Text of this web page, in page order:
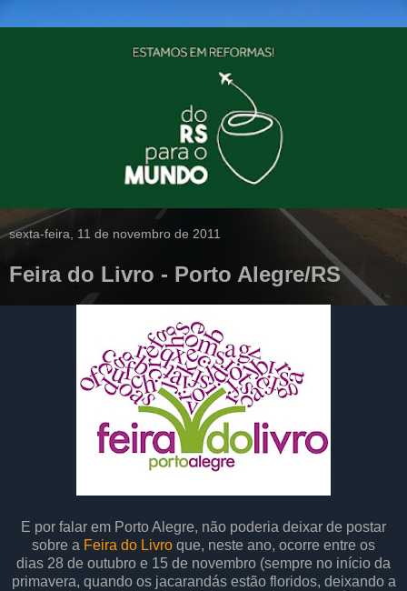
sexta-feira, 11 de novembro de 2011
Feira do Livro - Porto Alegre/RS
E por falar em Porto Alegre, não poderia deixar de postar
sobre a Feira do Livro que, neste ano, ocorre entre os
dias 28 de outubro e 15 de novembro (sempre no início da
primavera, quando os jacarandás estão floridos, deixando a